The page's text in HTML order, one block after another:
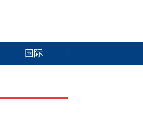
国际